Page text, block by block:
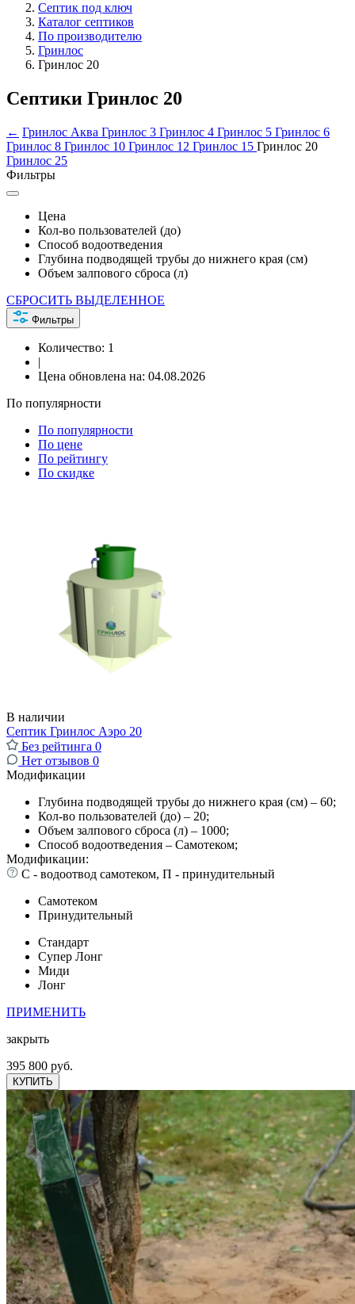
Септик под ключ
Каталог септиков
По производителю
Гринлос
Гринлос 20
Септики Гринлос 20
← Гринлос Аква Гринлос 3 Гринлос 4 Гринлос 5 Гринлос 6
Гринлос 8 Гринлос 10 Гринлос 12 Гринлос 15 Гринлос 20
Гринлос 25
Фильтры
Цена
Кол-во пользователей (до)
Способ водоотведения
Глубина подводящей трубы до нижнего края (см)
Объем залпового сброса (л)
СБРОСИТЬ ВЫДЕЛЕННОЕ
Фильтры
Количество: 1
|
Цена обновлена на: 04.08.2026
По популярности
По популярности
По цене
По рейтингу
По скидке
В наличии
Септик Гринлос Аэро 20
Без рейтинга 0
Нет отзывов 0
Модификации
Глубина подводящей трубы до нижнего края (см) – 60;
Кол-во пользователей (до) – 20;
Объем залпового сброса (л) – 1000;
Способ водоотведения – Самотеком;
Модификации:
С - водоотвод самотеком, П - принудительный
Самотеком
Принудительный
Стандарт
Супер Лонг
Миди
Лонг
ПРИМЕНИТЬ
закрыть
395 800 руб.
КУПИТЬ